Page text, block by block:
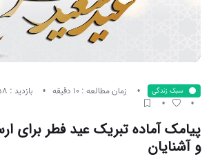
سبک زندگی زمان مطالعه : 10 دقیقه بازدید : 58
پیامک آماده تبریک عید فطر برای
و آشنایان